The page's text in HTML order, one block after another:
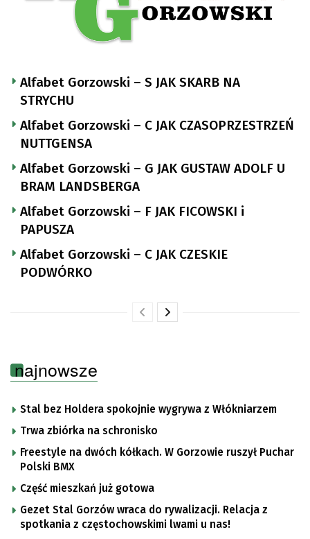
Alfabet Gorzowski – S JAK SKARB NA
STRYCHU
Alfabet Gorzowski – C JAK CZASOPRZESTRZEŃ
NUTTGENSA
Alfabet Gorzowski – G JAK GUSTAW ADOLF U
BRAM LANDSBERGA
Alfabet Gorzowski – F JAK FICOWSKI i
PAPUSZA
Alfabet Gorzowski – C JAK CZESKIE
PODWÓRKO
najnowsze
Stal bez Holdera spokojnie wygrywa z Włókniarzem
Trwa zbiórka na schronisko
Freestyle na dwóch kółkach. W Gorzowie ruszył Puchar
Polski BMX
Część mieszkań już gotowa
Gezet Stal Gorzów wraca do rywalizacji. Relacja z
spotkania z częstochowskimi lwami u nas!